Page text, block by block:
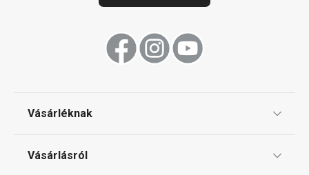
Vásárléknak
Vásárlásról